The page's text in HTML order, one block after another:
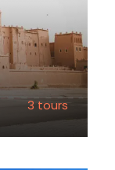
3 tours